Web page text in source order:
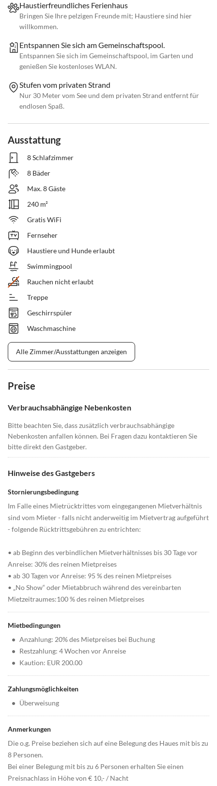
Haustierfreundliches Ferienhaus
Bringen Sie Ihre pelzigen Freunde mit; Haustiere sind hier
willkommen.
Entspannen Sie sich am Gemeinschaftspool.
Entspannen Sie sich im Gemeinschaftspool, im Garten und
genießen Sie kostenloses WLAN.
Stufen vom privaten Strand
Nur 30 Meter vom See und dem privaten Strand entfernt für
endlosen Spaß.
Ausstattung
8 Schlafzimmer
8 Bäder
Max. 8 Gäste
240 m²
Gratis WiFi
Fernseher
Haustiere und Hunde erlaubt
Swimmingpool
Rauchen nicht erlaubt
Treppe
Geschirrspüler
Waschmaschine
Alle Zimmer/Ausstattungen anzeigen
Preise
Verbrauchsabhängige Nebenkosten
Bitte beachten Sie, dass zusätzlich verbrauchsabhängige
Nebenkosten anfallen können. Bei Fragen dazu kontaktieren Sie
bitte direkt den Gastgeber.
Hinweise des Gastgebers
Stornierungsbedingung
Im Falle eines Mietrücktrittes vom eingegangenen Mietverhältnis
sind vom Mieter - falls nicht anderweitig im Mietvertrag aufgeführt
- folgende Rücktrittsgebühren zu entrichten:
• ab Beginn des verbindlichen Mietverhältnisses bis 30 Tage vor
Anreise: 30% des reinen Mietpreises
• ab 30 Tagen vor Anreise: 95 % des reinen Mietpreises
• „No Show“ oder Mietabbruch während des vereinbarten
Mietzeitraumes:100 % des reinen Mietpreises
Mietbedingungen
• Anzahlung: 20% des Mietpreises bei Buchung
• Restzahlung: 4 Wochen vor Anreise
• Kaution: EUR 200.00
Zahlungsmöglichkeiten
• Überweisung
Anmerkungen
Die o.g. Preise beziehen sich auf eine Belegung des Haues mit bis zu
8 Personen.
Bei einer Belegung mit bis zu 6 Personen erhalten Sie einen
Preisnachlass in Höhe von € 10,- / Nacht